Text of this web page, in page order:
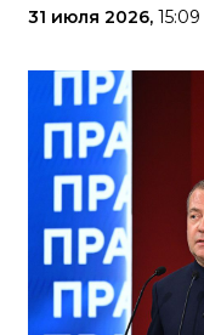
31 июля 2026, 15:09